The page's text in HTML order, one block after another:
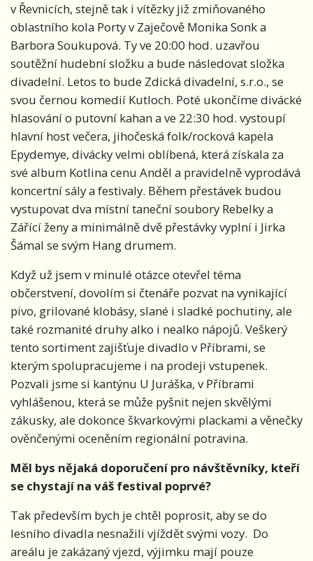
v Řevnicích, stejně tak i vítězky již zmiňovaného
oblastního kola Porty v Zaječově Monika Sonk a
Barbora Soukupová. Ty ve 20:00 hod. uzavřou
soutěžní hudební složku a bude následovat složka
divadelní. Letos to bude Zdická divadelní, s.r.o., se
svou černou komedií Kutloch. Poté ukončíme divácké
hlasování o putovní kahan a ve 22:30 hod. vystoupí
hlavní host večera, jihočeská folk/rocková kapela
Epydemye, divácky velmi oblíbená, která získala za
své album Kotlina cenu Anděl a pravidelně vyprodává
koncertní sály a festivaly. Během přestávek budou
vystupovat dva místní taneční soubory Rebelky a
Zářící ženy a minimálně dvě přestávky vyplní i Jirka
Šámal se svým Hang drumem.
Když už jsem v minulé otázce otevřel téma
občerstvení, dovolím si čtenáře pozvat na vynikající
pivo, grilované klobásy, slané i sladké pochutiny, ale
také rozmanité druhy alko i nealko nápojů. Veškerý
tento sortiment zajišťuje divadlo v Příbrami, se
kterým spolupracujeme i na prodeji vstupenek.
Pozvali jsme si kantýnu U Juráška, v Příbrami
vyhlášenou, která se může pyšnit nejen skvělými
zákusky, ale dokonce škvarkovými plackami a věnečky
ověnčenými oceněním regionální potravina.
Měl bys nějaká doporučení pro návštěvníky, kteří
se chystají na váš festival poprvé?
Tak především bych je chtěl poprosit, aby se do
lesního divadla nesnažili vjíždět svými vozy. Do
areálu je zakázaný vjezd, výjimku mají pouze